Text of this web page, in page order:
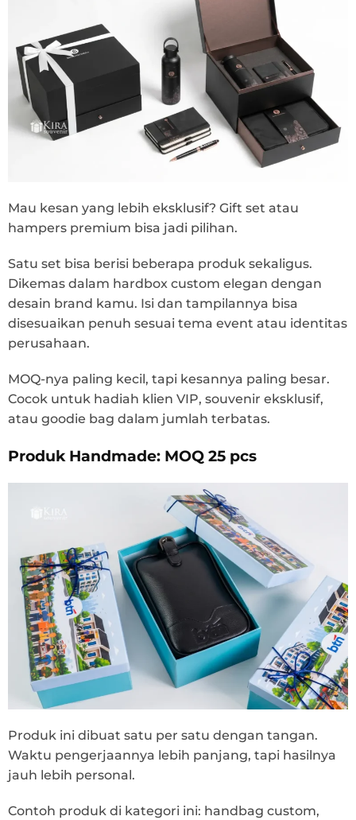
Mau kesan yang lebih eksklusif? Gift set atau
hampers premium bisa jadi pilihan.
Satu set bisa berisi beberapa produk sekaligus.
Dikemas dalam hardbox custom elegan dengan
desain brand kamu. Isi dan tampilannya bisa
disesuaikan penuh sesuai tema event atau identitas
perusahaan.
MOQ-nya paling kecil, tapi kesannya paling besar.
Cocok untuk hadiah klien VIP, souvenir eksklusif,
atau goodie bag dalam jumlah terbatas.
Produk Handmade: MOQ 25 pcs
Produk ini dibuat satu per satu dengan tangan.
Waktu pengerjaannya lebih panjang, tapi hasilnya
jauh lebih personal.
Contoh produk di kategori ini: handbag custom,